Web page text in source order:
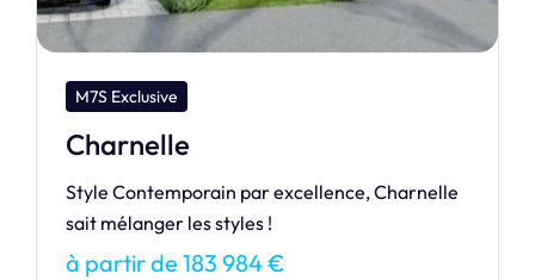
M7S Exclusive
Remarquable
Venez découvrir l’innovante maison
REMARQUABLE !
à partir de 160 328 €